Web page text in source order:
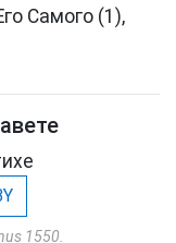
Самого (1),
1550.